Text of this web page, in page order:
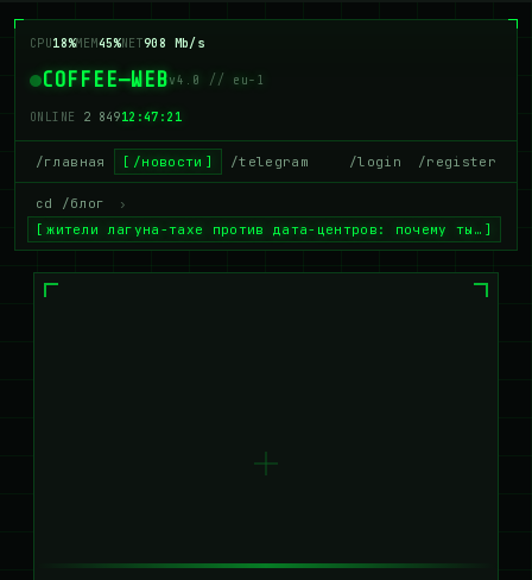
CPU18%MEM45%NET908 Mb/s
COFFEE—WEBv4.0 // eu-1
ONLINE 2 84912:47:21
/главная /новости /telegram /login /register
cd /блог
›
жители лагуна-тахе против дата-центров: почему ты…